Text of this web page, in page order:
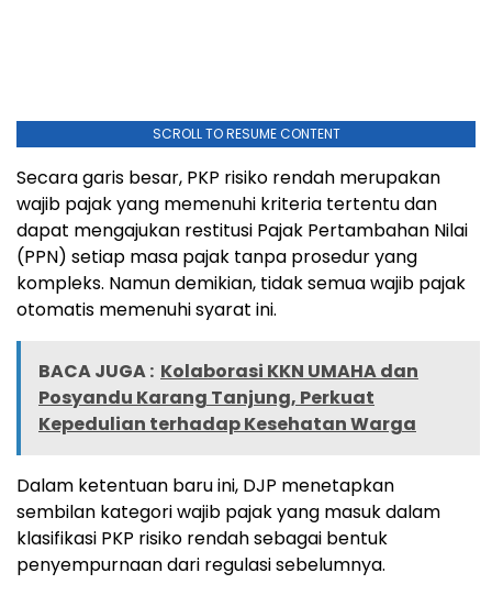
SCROLL TO RESUME CONTENT
Secara garis besar, PKP risiko rendah merupakan
wajib pajak yang memenuhi kriteria tertentu dan
dapat mengajukan restitusi Pajak Pertambahan Nilai
(PPN) setiap masa pajak tanpa prosedur yang
kompleks. Namun demikian, tidak semua wajib pajak
otomatis memenuhi syarat ini.
BACA JUGA : Kolaborasi KKN UMAHA dan
Posyandu Karang Tanjung, Perkuat
Kepedulian terhadap Kesehatan Warga
Dalam ketentuan baru ini, DJP menetapkan
sembilan kategori wajib pajak yang masuk dalam
klasifikasi PKP risiko rendah sebagai bentuk
penyempurnaan dari regulasi sebelumnya.